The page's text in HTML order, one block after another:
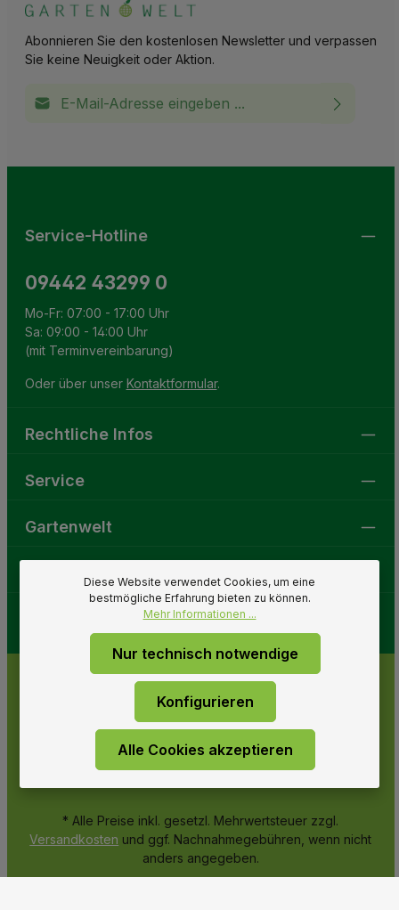
Abonnieren Sie den kostenlosen Newsletter und verpassen
Sie keine Neuigkeit oder Aktion.
Service-Hotline
09442 43299 0
Mo-Fr: 07:00 - 17:00 Uhr
Sa: 09:00 - 14:00 Uhr
(mit Terminvereinbarung)
Oder über unser Kontaktformular.
Rechtliche Infos
Service
Gartenwelt
* Alle Preise inkl. gesetzl. Mehrwertsteuer zzgl.
Versandkosten und ggf. Nachnahmegebühren, wenn nicht
anders angegeben.
Diese Website verwendet Cookies, um eine
bestmögliche Erfahrung bieten zu können.
Mehr Informationen ...
Nur technisch notwendige
Konfigurieren
Alle Cookies akzeptieren